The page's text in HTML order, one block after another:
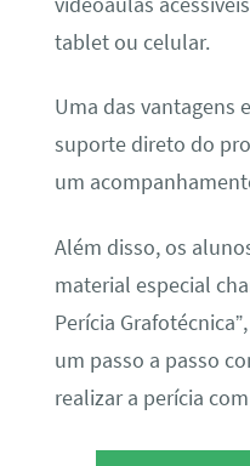
tablet ou celular.
Uma das vantagens
suporte direto do
um
Além disso, os
material especial
Perícia
um passo a passo
realizar a perícia